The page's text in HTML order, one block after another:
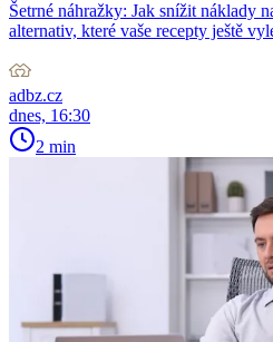
Šetrné náhražky: Jak snížit náklady
alternativ, které vaše recepty ještě
adbz.cz
dnes, 16:30
2 min